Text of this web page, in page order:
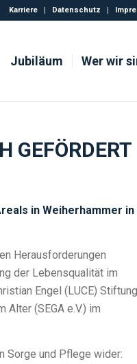
Karriere Datenschutz
Jubiläum Wer wir
GEFÖRDERT
in Weiherhammer in
Herausforderungen
der Lebensqualität im
Engel (LUCE)
(SEGA e.V.) im
Sorge und Pflege wider: